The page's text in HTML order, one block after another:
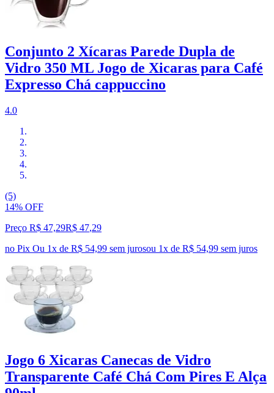
Conjunto 2 Xícaras Parede Dupla de
Vidro 350 ML Jogo de Xicaras para Café
Expresso Chá cappuccino
4.0
(5)
14% OFF
Preço R$ 47,29R$ 47,29
no Pix Ou 1x de R$ 54,99 sem jurosou 1x de R$ 54,99 sem juros
Jogo 6 Xicaras Canecas de Vidro
Transparente Café Chá Com Pires E Alça